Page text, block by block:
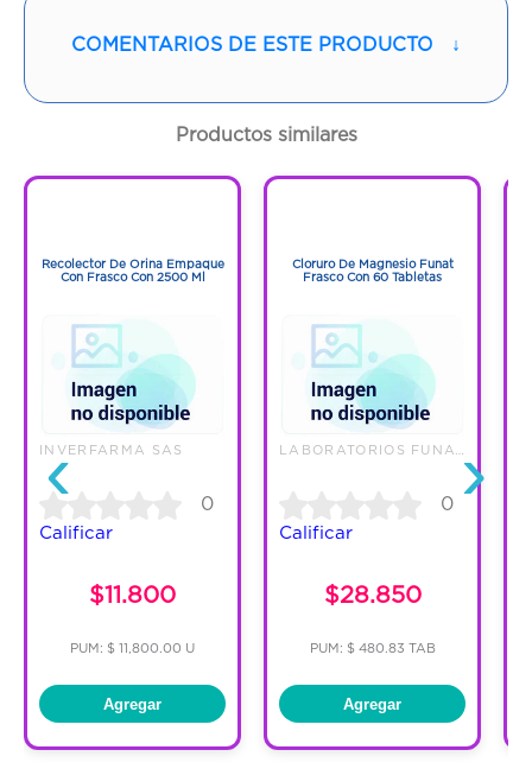
COMENTARIOS DE ESTE PRODUCTO ↓
Productos similares
‹
Recolector De Orina Empaque
Con Frasco Con 2500 Ml
INVERFARMA SAS
0
Calificar
$11.800
PUM: $ 11,800.00 U
Agregar
Cloruro De Magnesio Funat
Frasco Con 60 Tabletas
LABORATORIOS FUNAT SAS
0
Calificar
$28.850
PUM: $ 480.83 TAB
Agregar
›